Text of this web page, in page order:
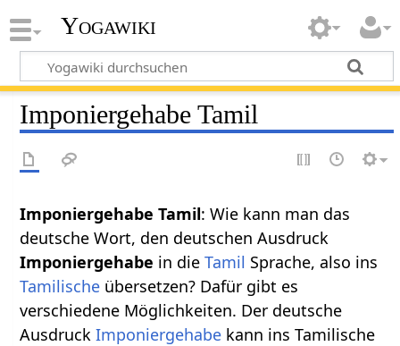
Yogawiki
Imponiergehabe Tamil
Imponiergehabe Tamil: Wie kann man das
deutsche Wort, den deutschen Ausdruck
Imponiergehabe in dieTamil Sprache, also ins
Tamilische übersetzen? Dafür gibt es
verschiedene Möglichkeiten. Der deutsche
AusdruckImponiergehabe kann ins Tamilische